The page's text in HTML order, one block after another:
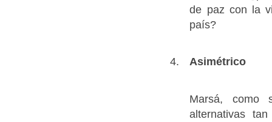
de paz con la
país?
Asimétrico
Marsá, como
alternativas